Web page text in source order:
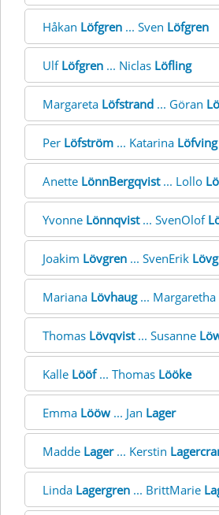
Håkan Löfgren ... Sven Löfgren
Ulf Löfgren ... Niclas Löfling
Margareta Löfstrand ... Göran
Per Löfström ... Katarina Löfving
Anette LönnBergqvist... Lollo
Yvonne Lönnqvist... SvenOlof
Joakim Lövgren ... SvenErik
Mariana Lövhaug... Margaretha
Thomas Lövqvist... Susanne
Kalle Lööf... Thomas Lööke
Emma Lööw ... Jan Lager
Madde Lager... Kerstin
Linda Lagergren ... BrittMarie